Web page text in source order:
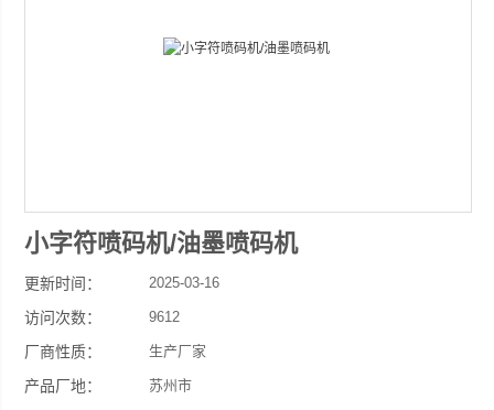
小字符喷码机/油墨喷码机
更新时间： 2025-03-16
访问次数： 9612
厂商性质： 生产厂家
产品厂地： 苏州市